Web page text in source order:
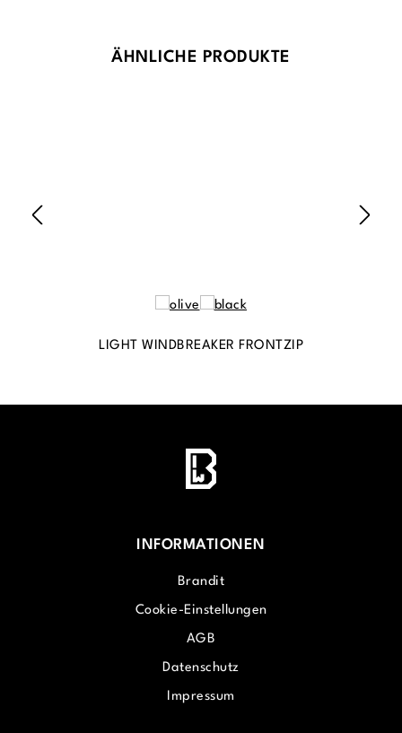
Produktgalerie überspringen
ÄHNLICHE PRODUKTE
LIGHT WINDBREAKER FRONTZIP
INFORMATIONEN
Brandit
Cookie-Einstellungen
AGB
Datenschutz
Impressum